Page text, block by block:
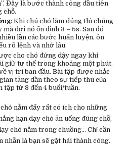
Đây là bước thành công đầu tiên
chỗ.
: Khi chú chó làm đúng thì chúng
đợi nó ổn định 3 – 5s. Sau đó
lần các bước huấn luyện, ôn
rõ lệnh và nhớ lâu.
cho chó đứng dậy ngay khi
giữ tư thế trong khoảng một phút.
vị trí ban đầu. Bài tập được nhắc
tăng dần theo sự tiếp thu của
tập từ 3 đến 4 buổi/tuần.
nằm đấy rất có ích cho những
hạn dạy chó ăn uống đúng chỗ,
chó nằm trong chuồng… Chỉ cần
là bạn sẽ gặt hái thành công.